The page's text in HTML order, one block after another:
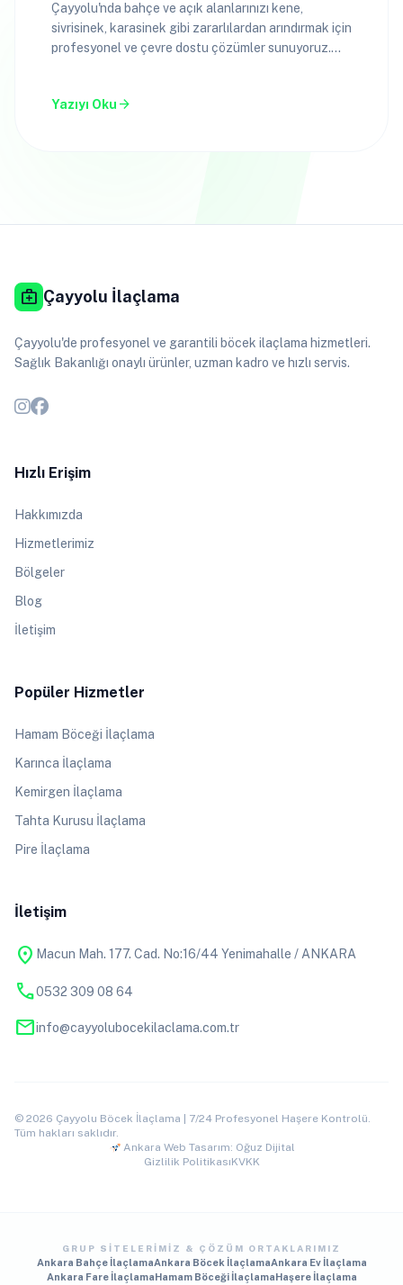
Çayyolu'nda bahçe ve açık alanlarınızı kene,
sivrisinek, karasinek gibi zararlılardan arındırmak için
profesyonel ve çevre dostu çözümler sunuyoruz.
Yazıyı Oku arrow_forward
medical_services Çayyolu İlaçlama
Çayyolu'de profesyonel ve garantili böcek ilaçlama hizmetleri.
Sağlık Bakanlığı onaylı ürünler, uzman kadro ve hızlı servis.
Hızlı Erişim
Hakkımızda
Hizmetlerimiz
Bölgeler
Blog
İletişim
Popüler Hizmetler
Hamam Böceği İlaçlama
Karınca İlaçlama
Kemirgen İlaçlama
Tahta Kurusu İlaçlama
Pire İlaçlama
İletişim
location_on Macun Mah. 177. Cad. No:16/44 Yenimahalle / ANKARA
phone0532 309 08 64
mailinfo@cayyolubocekilaclama.com.tr
© 2026 Çayyolu Böcek İlaçlama | 7/24 Profesyonel Haşere Kontrolü.
Tüm hakları saklıdır.
Ankara Web Tasarım: Oğuz Dijital
Gizlilik PolitikasıKVKK
GRUP SITELERIMIZ & ÇÖZÜM ORTAKLARIMIZ
Ankara Bahçe İlaçlamaAnkara Böcek İlaçlamaAnkara Ev İlaçlama
Ankara Fare İlaçlamaHamam Böceği İlaçlamaHaşere İlaçlama